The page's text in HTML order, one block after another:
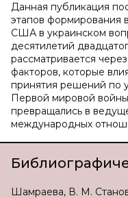
Данная публикация
этапов формирования
США в украинском
десятилетий
рассматривается
факторов, которые
принятия решений по
Первой мировой
превращались в
международных
Шамраева, В. М.